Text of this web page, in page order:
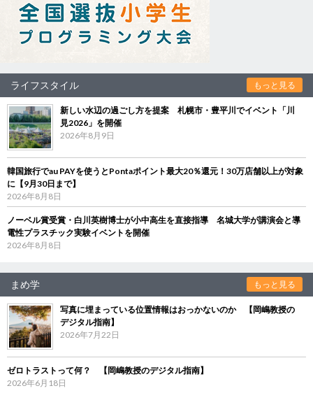
ライフスタイル もっと見る
新しい水辺の過ごし方を提案 札幌市・豊平川でイベント「川
見2026」を開催
2026年8月9日
韓国旅行でau PAYを使うとPontaポイント最大20％還元！30万店舗以上が対象
に【9月30日まで】
2026年8月8日
ノーベル賞受賞・白川英樹博士が小中高生を直接指導 名城大学が講演会と導
電性プラスチック実験イベントを開催
2026年8月8日
まめ学 もっと見る
写真に埋まっている位置情報はおっかないのか 【岡嶋教授の
デジタル指南】
2026年7月22日
ゼロトラストって何？ 【岡嶋教授のデジタル指南】
2026年6月18日